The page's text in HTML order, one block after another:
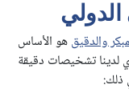
والدقيقهو الأساس
لدينا تشخيصات دقيقة
ذلك: